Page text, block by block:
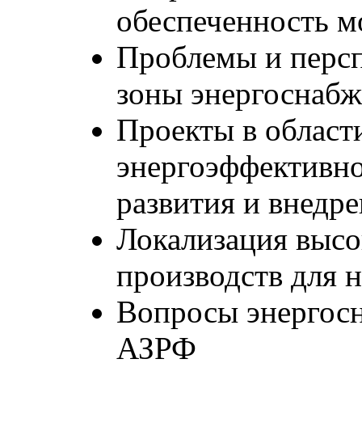
обеспеченность
Проблемы и
зоны
Проекты в
развития и
Локализация
производств для
Вопросы
АЗРФ